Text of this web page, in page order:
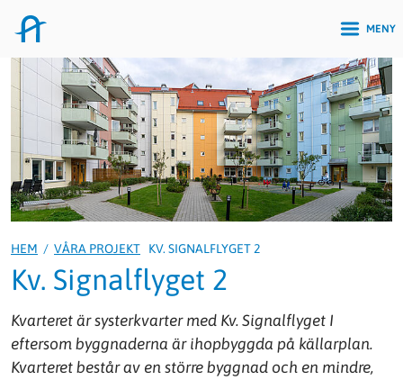
MENY
HEM / VÅRA PROJEKT KV. SIGNALFLYGET 2
Kv. Signalflyget 2
Kvarteret är systerkvarter med Kv. Signalflyget I
eftersom byggnaderna är ihopbyggda på källarplan.
Kvarteret består av en större byggnad och en mindre,